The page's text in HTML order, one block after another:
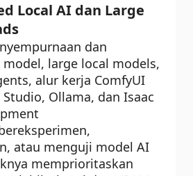
Local AI dan Large
dan
large local models,
alur kerja ComfyUI
Ollama, dan Isaac
atau menguji model AI
memprioritaskan